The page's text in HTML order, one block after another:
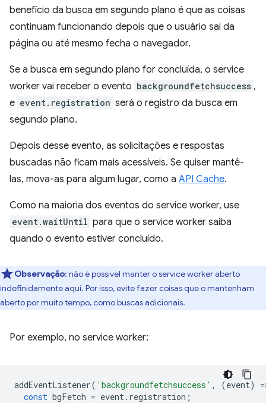
benefício da busca em segundo plano é que as coisas
continuam funcionando depois que o usuário sai da
página ou até mesmo fecha o navegador.
Se a busca em segundo plano for concluída, o service
worker vai receber o evento backgroundfetchsuccess ,
e event.registration será o registro da busca em
segundo plano.
Depois desse evento, as solicitações e respostas
buscadas não ficam mais acessíveis. Se quiser mantê-
las, mova-as para algum lugar, como a API Cache.
Como na maioria dos eventos do service worker, use
event.waitUntil para que o service worker saiba
quando o evento estiver concluído.
Observação: não é possível manter o service worker aberto
indefinidamente aqui. Por isso, evite fazer coisas que o mantenham
aberto por muito tempo, como buscas adicionais.
Por exemplo, no service worker:
addEventListener( 'backgroundfetchsuccess' , (event) =
const bgFetch = event. registration ;